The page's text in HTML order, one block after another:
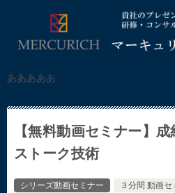
あああああ
【無料動画セミナー】
ストーク技術
シリーズ動画セミナー ３分間 動画セ